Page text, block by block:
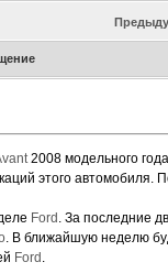
2008 модельного
этого автомобиля.
Ford . За последние
. В ближайшую неделю
Ford .